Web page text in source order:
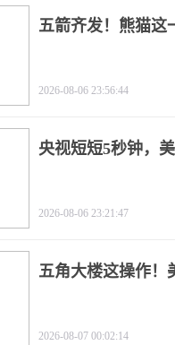
五箭齐发！熊猫这
2026-08-06 23:56:44
央视短短5秒钟，
2026-08-06 23:21:47
五角大楼这操作！
2026-08-07 00:02:14